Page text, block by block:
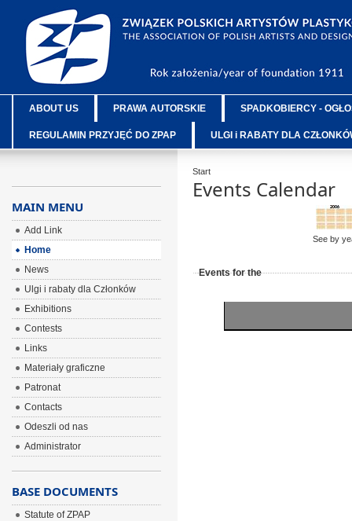
ABOUT US PRAWA AUTORSKIE SPADKOBIERCY -
REGULAMIN PRZYJĘĆ DO ZPAP ULGI i RABATY DLA
Start
Events Calendar
See by
Events for the
MAIN MENU
Add Link
Home
News
Ulgi i rabaty dla Członków
Exhibitions
Contests
Links
Materiały graficzne
Patronat
Contacts
Odeszli od nas
Administrator
BASE DOCUMENTS
Statute of ZPAP